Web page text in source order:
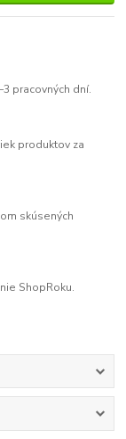
pracovných dní.
produktov za
skúsených
ShopRoku.